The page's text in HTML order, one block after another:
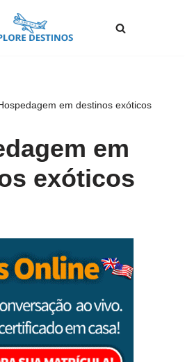
em destinos exóticos
em
exóticos